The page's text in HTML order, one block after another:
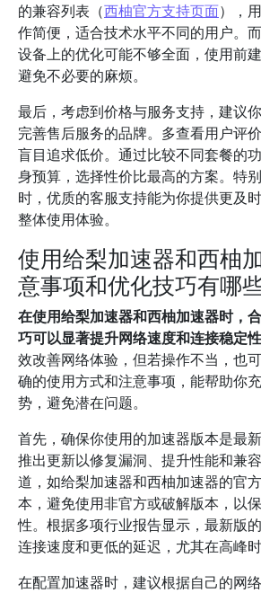
的兼容列表（西柚官方支持页面），
作简便，适合技术水平不同的用户。
设备上的优化可能不够全面，使用前
避免不必要的麻烦。
最后，考虑到价格与服务支持，建议
完善售后服务的品牌。多查看用户评
盲目追求低价。通过比较不同套餐的
身预算，选择性价比最高的方案。特
时，优质的客服支持能为你提供更及
整体使用体验。
使用给梨加速器和西柚
意事项和优化技巧有哪
在使用给梨加速器和西柚加速器时，
巧可以显著提升网络速度和连接稳定性
效改善网络体验，但若操作不当，也
确的使用方式和注意事项，能帮助你
势，避免潜在问题。
首先，确保你使用的加速器版本是最
推出更新以修复漏洞、提升性能和兼
道，如给梨加速器和西柚加速器的官
本，避免使用非官方或破解版本，以
性。根据多项行业报告显示，最新版
连接速度和更低的延迟，尤其在高峰
在配置加速器时，建议根据自己的网